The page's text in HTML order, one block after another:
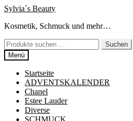
Zur
springen
Zum
springen
Sylvia´s Beauty
Kosmetik, Schmuck und mehr…
Suchen
nach:
Suchen
Menü
Startseite
ADVENTSKALENDER
Chanel
Estee Lauder
Diverse
SCHMUCK